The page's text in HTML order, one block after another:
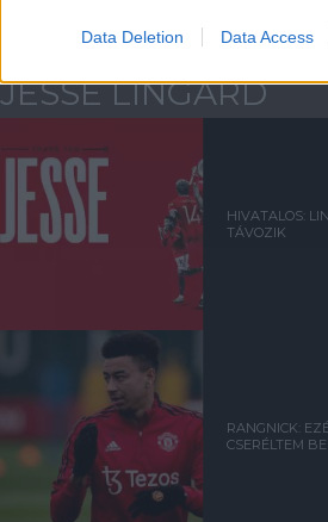
Data Deletion Data Access
Kapcsolódó hírek
JESSE LINGARD
HIVATALOS:
TÁVOZIK
RANGNICK:
CSERÉLTEM